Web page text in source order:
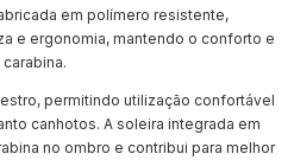
em polímero resistente,
e ergonomia, mantendo o conforto e
permitindo utilização confortável
canhotos. A soleira integrada em
no ombro e contribui para melhor